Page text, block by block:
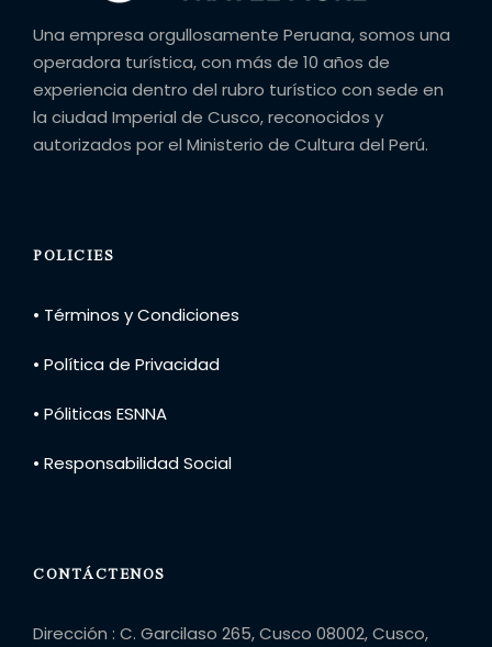
Una empresa orgullosamente Peruana, somos una
operadora turística, con más de 10 años de
experiencia dentro del rubro turístico con sede en
la ciudad Imperial de Cusco, reconocidos y
autorizados por el Ministerio de Cultura del Perú.
POLICIES
• Términos y Condiciones
• Política de Privacidad
• Póliticas ESNNA
• Responsabilidad Social
CONTÁCTENOS
Dirección : C. Garcilaso 265, Cusco 08002, Cusco,